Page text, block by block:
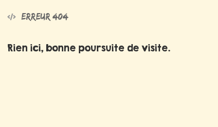
Erreur 404
Rien ici, bonne poursuite de visite.